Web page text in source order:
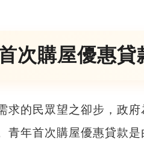
次購屋優惠
求的民眾望之卻步， 政府
青年首次購屋優惠貸款